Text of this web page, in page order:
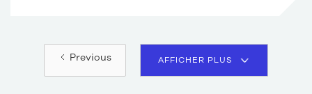
Previous AFFICHER PLUS